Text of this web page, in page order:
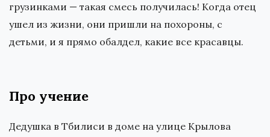
грузинками — такая смесь получилась! Когда отец
ушел из жизни, они пришли на похороны, с
детьми, и я прямо обалдел, какие все красавцы.
Про учение
Дедушка в Тбилиси в доме на улице Крылова